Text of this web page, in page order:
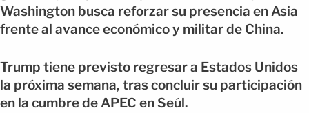
Washington busca reforzar su presencia en Asia
frente al avance económico y militar de China.
Trump tiene previsto regresar a Estados Unidos
la próxima semana, tras concluir su participación
en la cumbre de APEC en Seúl.